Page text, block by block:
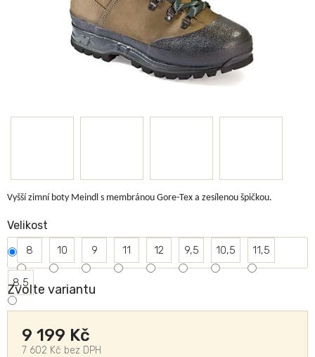
Zvolte variantu
Velikost
8 10 9 11 12 9,5 10,5 11,5
8,5
9 199 Kč
7 602 Kč bez DPH
Vyšší zimní boty Meindl s membránou Gore-Tex a zesílenou špičkou.